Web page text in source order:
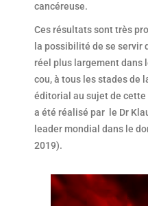
cancéreuse.
Ces résultats sont très
la possibilité de se servir
réel plus largement dans
cou, à tous les stades de
éditorial au sujet de
a été réalisé par le Dr
leader mondial dans le
2019).